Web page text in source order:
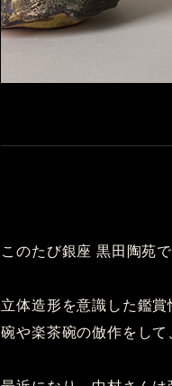
このたび銀座 黒田陶苑
立体造形を意識した鑑
碗や楽茶碗の倣作をし